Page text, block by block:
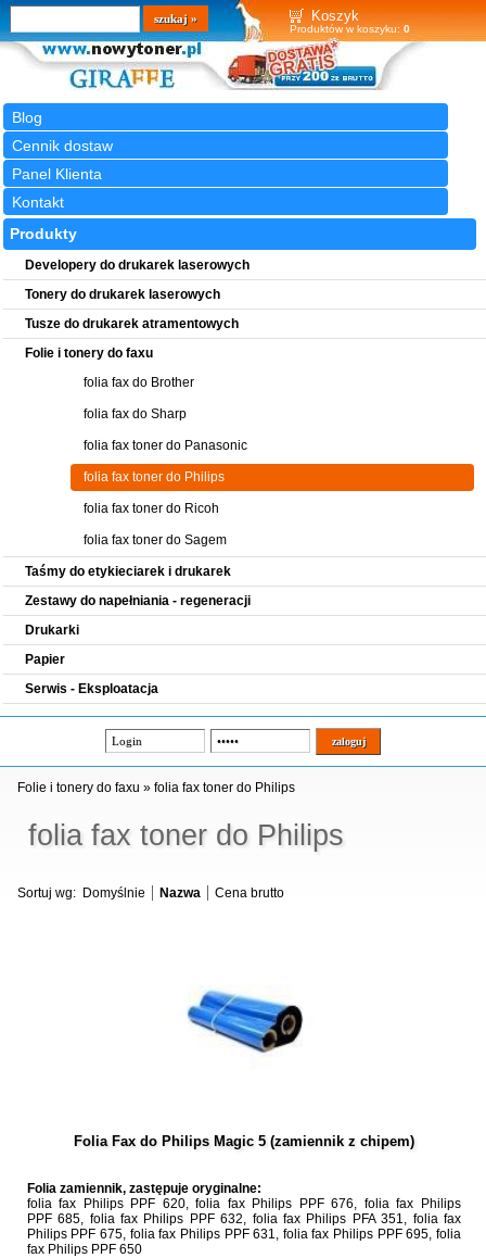
Koszyk
Produktów w koszyku: 0
Blog
Cennik dostaw
Panel Klienta
Kontakt
Wyszukiwarka
szukaj
Produkty
Developery do drukarek laserowych
Tonery do drukarek laserowych
Tusze do drukarek atramentowych
Folie i tonery do faxu
folia fax do Brother
folia fax do Sharp
folia fax toner do Panasonic
folia fax toner do Philips
folia fax toner do Ricoh
folia fax toner do Sagem
Taśmy do etykieciarek i drukarek
Zestawy do napełniania - regeneracji
Drukarki
Papier
Serwis - Eksploatacja
folia fax toner do Philips
Folie i tonery do faxu »folia fax toner do Philips
Sortuj wg: Domyślnie Nazwa Cena brutto
Folia Fax do Philips Magic 5 (zamiennik z chipem)
Folia zamiennik, zastępuje oryginalne:
folia fax Philips PPF 620, folia fax Philips PPF 676, folia fax Philips
PPF 685, folia fax Philips PPF 632, folia fax Philips PFA 351, folia fax
Philips PPF 675, folia fax Philips PPF 631, folia fax Philips PPF 695, folia
fax Philips PPF 650